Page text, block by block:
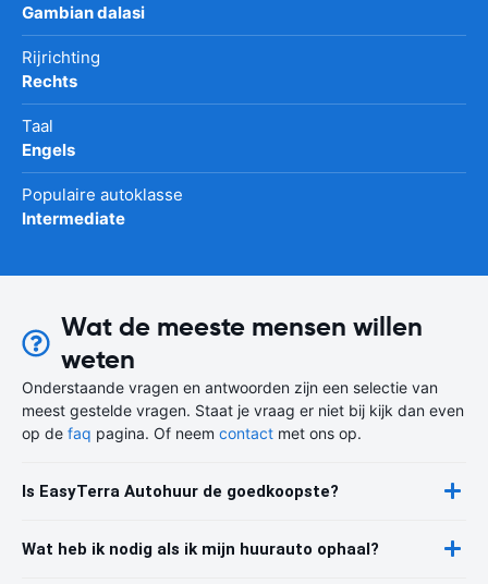
Gambian dalasi
Rijrichting
Rechts
Taal
Engels
Populaire autoklasse
Intermediate
Wat de meeste mensen willen
weten
Onderstaande vragen en antwoorden zijn een selectie van
meest gestelde vragen. Staat je vraag er niet bij kijk dan even
op de faq pagina. Of neem contact met ons op.
Is EasyTerra Autohuur de goedkoopste?
Wat heb ik nodig als ik mijn huurauto ophaal?